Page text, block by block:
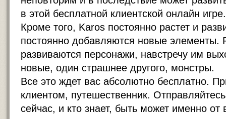
в этой бесплатной клиентской онлайн игре.
Кроме того, Karos постоянно растет и
постоянно добавляются новые элементы.
развиваются персонажи, навстречу им
новые, один страшнее другого, монстры.
Все это ждет вас абсолютно бесплатно.
клиентом, путешественник.
сейчас, и кто знает, быть может именно от